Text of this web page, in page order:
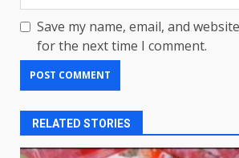
Save my name, email, and
for the next time I comment.
RELATED STORIES